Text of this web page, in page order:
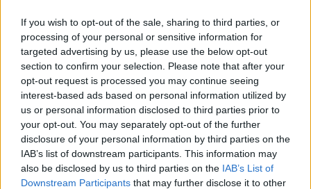
If you wish to opt-out of the sale, sharing to third parties, or
processing of your personal or sensitive information for
targeted advertising by us, please use the below opt-out
section to confirm your selection. Please note that after your
opt-out request is processed you may continue seeing
interest-based ads based on personal information utilized by
us or personal information disclosed to third parties prior to
your opt-out. You may separately opt-out of the further
disclosure of your personal information by third parties on the
IAB’s list of downstream participants. This information may
also be disclosed by us to third parties on the IAB’s List of
Downstream Participants that may further disclose it to other
ΠΕΡΙΣΣΟΤΕΡΑ ΣΧΟΛΙΑ